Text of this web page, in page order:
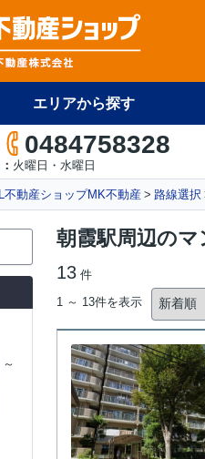
エリアから探す
0484758328
火曜日・水曜日
動産ショップMK不動産 路線選択
朝霞駅周辺の
13 件
1 ～ 13件を表示